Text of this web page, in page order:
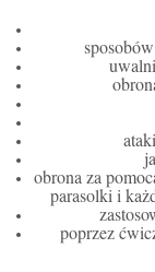
obrona za
parasolki i
poprzez